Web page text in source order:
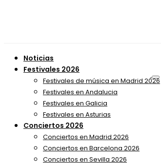
Noticias
Festivales 2026
Festivales de música en Madrid 2026
Festivales en Andalucia
Festivales en Galicia
Festivales en Asturias
Conciertos 2026
Conciertos en Madrid 2026
Conciertos en Barcelona 2026
Conciertos en Sevilla 2026